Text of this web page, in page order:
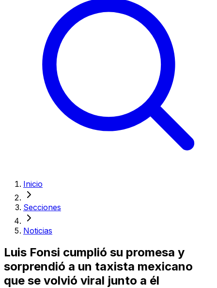
Inicio
Secciones
Noticias
Luis Fonsi cumplió su promesa y
sorprendió a un taxista mexicano
que se volvió viral junto a él